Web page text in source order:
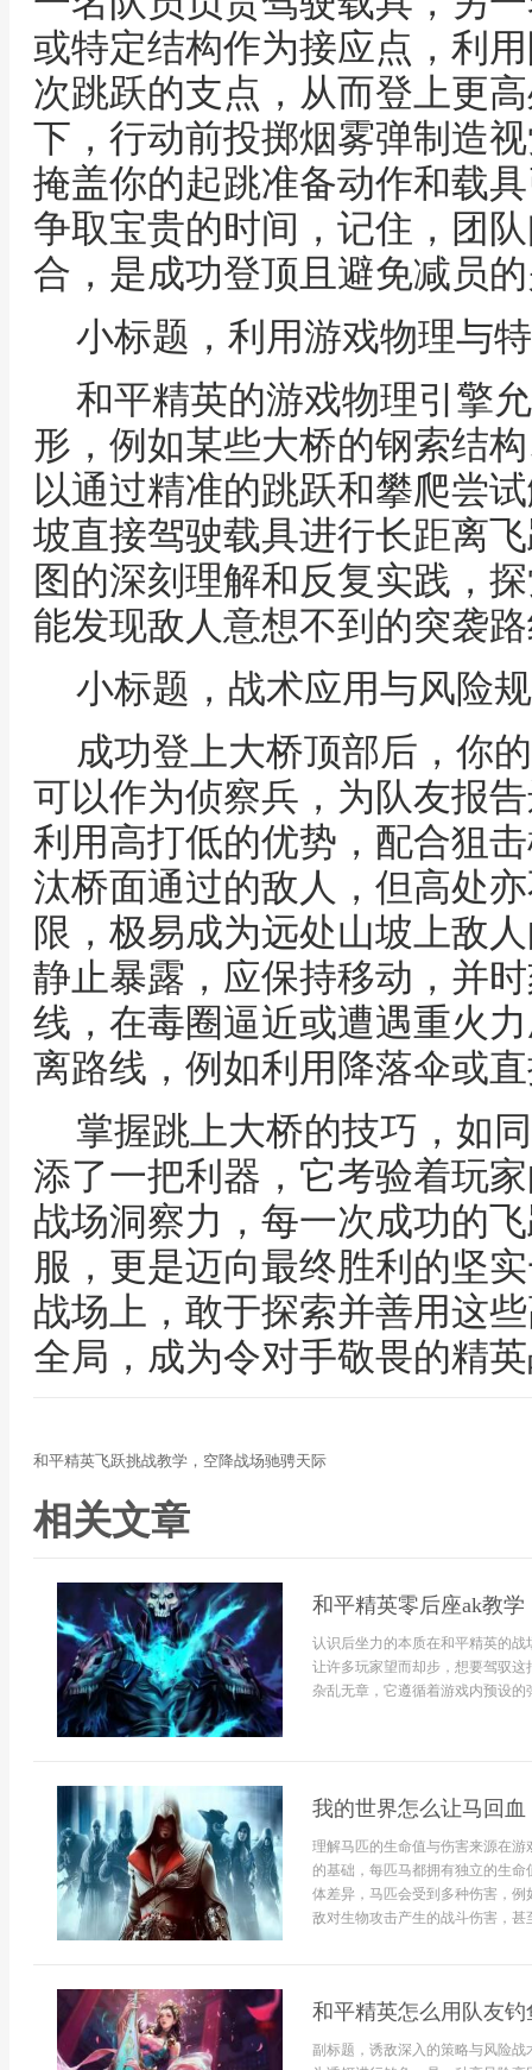
或特定结构作为接应点，利
次跳跃的支点，从而登上更
下，行动前投掷烟雾弹制造
掩盖你的起跳准备动作和载
争取宝贵的时间，记住，团
合，是成功登顶且避免减员
小标题，利用游戏物理与
和平精英的游戏物理引擎
形，例如某些大桥的钢索结
以通过精准的跳跃和攀爬尝
坡直接驾驶载具进行长距离
图的深刻理解和反复实践，
能发现敌人意想不到的突袭
小标题，战术应用与风险
成功登上大桥顶部后，你
可以作为侦察兵，为队友报
利用高打低的优势，配合狙
汰桥面通过的敌人，但高处
限，极易成为远处山坡上敌
静止暴露，应保持移动，并
线，在毒圈逼近或遭遇重火
离路线，例如利用降落伞或
掌握跳上大桥的技巧，如
添了一把利器，它考验着玩
战场洞察力，每一次成功的
服，更是迈向最终胜利的坚
战场上，敢于探索并善用这
全局，成为令对手敬畏的精
和平精英飞跃挑战教学，空降战场驰骋天际
相关文章
和平精英零后座ak教
认识后坐力的本质在和平精英的
让许多玩家望而却步，想要驾驭
杂乱无章，它遵循着游戏内预设
我的世界怎么让马回
理解马匹的生命值与伤害来源在
的基础，每匹马都拥有独立的生
体差异，马匹会受到多种伤害，
敌对生物攻击产生的战斗伤害，
和平精英怎么用队友
副标题，诱敌深入的策略与风险